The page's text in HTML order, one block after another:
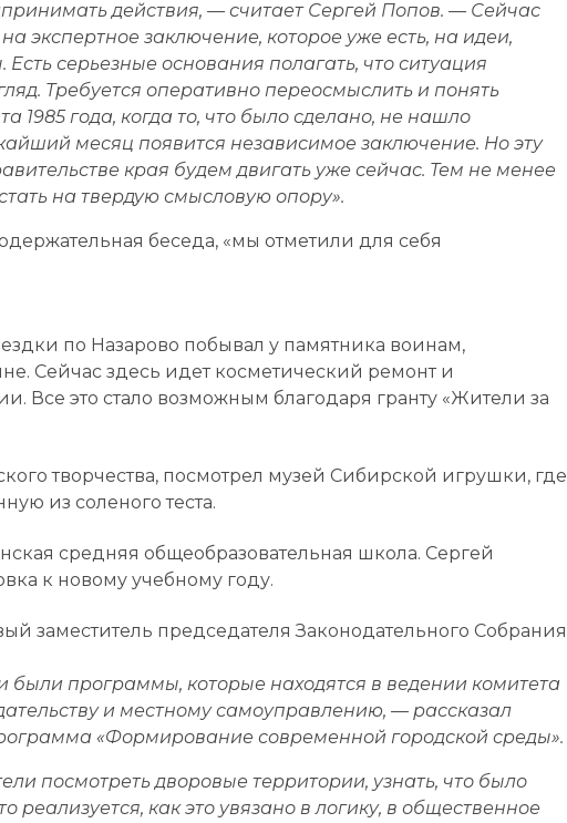
действия, — считает Сергей Попов. — Сейчас
экспертное заключение, которое уже есть, на идеи,
серьезные основания полагать, что ситуация
Требуется оперативно переосмыслить и понять
1985 года, когда то, что было сделано, не нашло
месяц появится независимое заключение. Но эту
края будем двигать уже сейчас. Тем не менее
на твердую смысловую опору».
беседа, «мы отметили для себя
по Назарово побывал у памятника воинам,
Сейчас здесь идет косметический ремонт и
Все это стало возможным благодаря гранту «Жители за
творчества, посмотрел музей Сибирской игрушки, где
из соленого теста.
средняя общеобразовательная школа. Сергей
к новому учебному году.
заместитель председателя Законодательного Собрания
программы, которые находятся в ведении комитета
и местному самоуправлению, — рассказал
«Формирование современной городской среды».
посмотреть дворовые территории, узнать, что было
реализуется, как это увязано в логику, в общественное